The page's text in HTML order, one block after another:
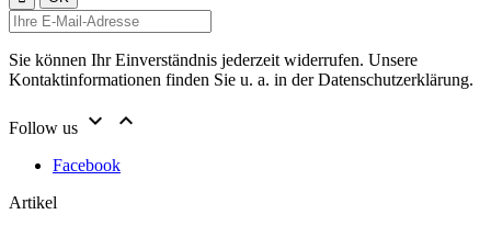
Sie können Ihr Einverständnis jederzeit widerrufen. Unsere
Kontaktinformationen finden Sie u. a. in der Datenschutzerklärung.
Follow us  
Facebook
Artikel